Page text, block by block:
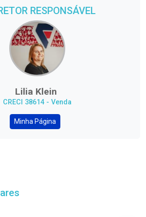
RESPONSÁVEL
Lilia Klein
CRECI 38614 - Venda
Minha Página